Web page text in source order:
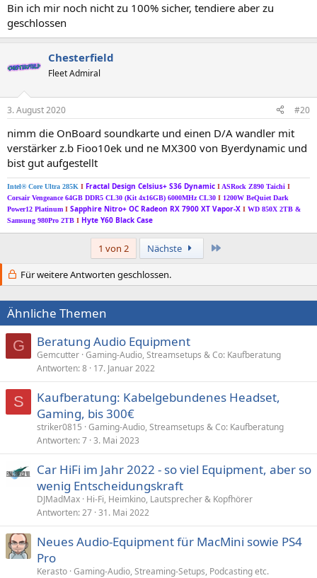
Bin ich mir noch nicht zu 100% sicher, tendiere aber zu
geschlossen
Chesterfield
Fleet Admiral
3. August 2020 #20
nimm die OnBoard soundkarte und einen D/A wandler mit
verstärker z.b Fioo10ek und ne MX300 von Byerdynamic und
bist gut aufgestellt
Intel® Core Ultra 285K I Fractal Design Celsius+ S36 Dynamic I ASRock Z890 Taichi I
Corsair Vengeance 64GB DDR5 CL30 (Kit 4x16GB) 6000MHz CL30 I 1200W BeQuiet Dark
Power12 Platinum I Sapphire Nitro+ OC Radeon RX 7900 XT Vapor-X I WD 850X 2TB &
Samsung 980Pro 2TB I Hyte Y60 Black Case
1 von 2 Nächste
Für weitere Antworten geschlossen.
Ähnliche Themen
G Beratung Audio Equipment
Gemcutter Gaming-Audio, Streamsetups & Co: Kaufberatung
Antworten 8 17. Januar 2022
S
Kaufberatung: Kabelgebundenes Headset,
Gaming, bis 300€
striker0815 Gaming-Audio, Streamsetups & Co: Kaufberatung
Antworten 7 3. Mai 2023
Car HiFi im Jahr 2022 - so viel Equipment, aber so
wenig Entscheidungskraft
DJMadMax Hi-Fi, Heimkino, Lautsprecher & Kopfhörer
Antworten 27 31. Mai 2022
Neues Audio-Equipment für MacMini sowie PS4
Pro
Kerasto Gaming-Audio, Streaming-Setups, Podcasting etc.